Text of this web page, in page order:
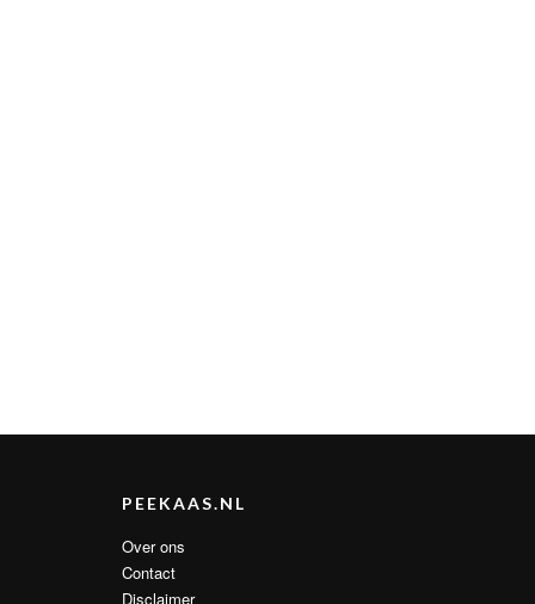
PEEKAAS.NL
Over ons
Contact
Disclaimer